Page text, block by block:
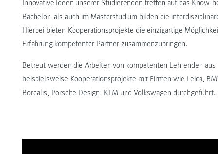
Innovative Ideen unserer Studierenden treffen auf das Know-
Bachelor- als auch im Masterstudium bilden die
Hierbei bieten Kooperationsprojekte die einzigartige
Erfahrung kompetenter Partner zusammenzubringen.
Betreut werden die Arbeiten von kompetenten Lehrenden
beispielsweise Kooperationsprojekte mit Firmen wie Leica,
Borealis, Porsche Design, KTM und Volkswagen durchgeführt.